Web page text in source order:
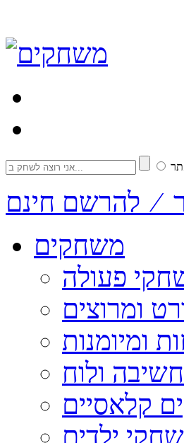
⁄ להרשם חינם
משחקים
פעולה
ומרוצים
ומיומנות
ולוח
קלאסיים
ילדים